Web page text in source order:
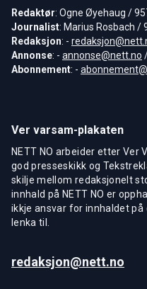
Redaktør: Ogne Øyehaug /
Journalist: Marius Rosbach /
Redaksjon: -
Annonse: - annonse@nett.no
Abonnement: -
Ver varsam-plakaten
NETT NO arbeider etter
god presseskikk og
skilje mellom redaksjonelt
innhald på NETT NO er
ikkje ansvar for innhaldet
lenka til.
redaksjon@nett.no